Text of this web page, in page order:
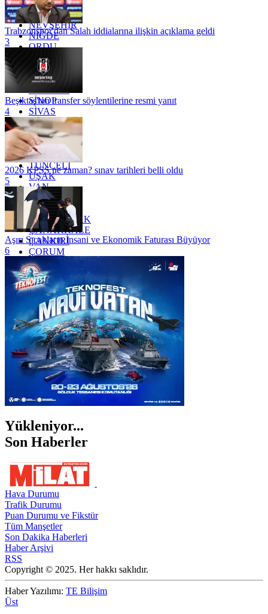
MUĞLA
MUŞ
NEVŞEHİR
NİĞDE
ORDU
OSMANİYE
RİZE
SAKARYA
SİNOP
SİVAS
SİİRT
TEKİRDAĞ
TOKAT
TRABZON
TUNCELİ
UŞAK
VAN
YALOVA
YOZGAT
ZONGULDAK
ÇANAKKALE
ÇANKIRI
ÇORUM
İSTANBUL
İZMİR
ŞANLIURFA
ŞIRNAK
Trabzonspor'dan Salah iddialarına ilişkin açıklama geldi
3
Beşiktaş'tan transfer söylentilerine resmi yanıt
4
2026 KPSS ne zaman? sınav tarihleri belli oldu
5
Aşırı Sıcakların İnsani ve Ekonomik Faturası Büyüyor
6
Yükleniyor...
Son Haberler
Hava Durumu
Trafik Durumu
Puan Durumu ve Fikstür
Tüm Manşetler
Son Dakika Haberleri
Haber Arşivi
RSS
Copyright © 2025. Her hakkı saklıdır.
Haber Yazılımı: TE Bilişim
Üst